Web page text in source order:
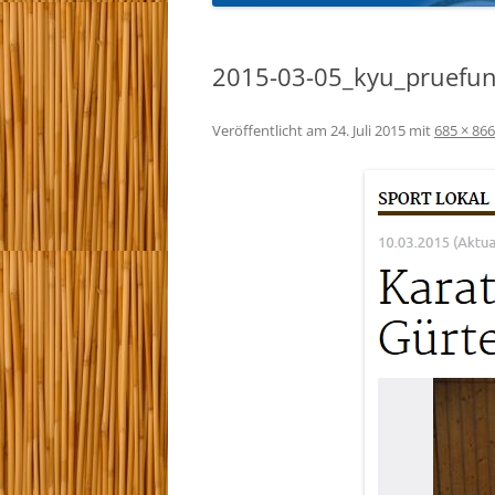
2015-03-
Veröffentlicht am 24. Juli 2015 mit685 × 866